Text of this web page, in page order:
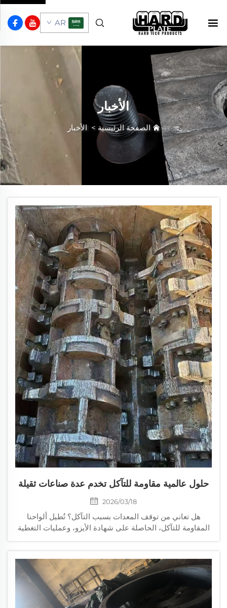
AR
الأخبار
الصفحة الرئيسية >الأخبار
حلول عالمية مقاومة للتآكل تخدم عدة صناعات ثقيلة
2026/03/18
هل تعاني من توقف المعدات بسبب التآكل؟ تُطيل ألواحنا
المقاومة للتآكل، الحاصلة على شهادة الأيزو، وعمليات التغطية